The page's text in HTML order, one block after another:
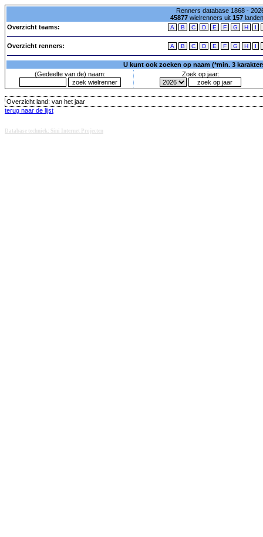
Renners database 1868 -
45877wielrenners uit 157
Overzicht teams:
A B C D E F G H I
Overzicht renners: A B C D E F G H I
U kunt ook zoeken op naam (*min. 3
(Gedeelte van de) naam:
Zoek op jaar:
Overzicht land: van het jaar
terug naar de lijst
Database techniek: Sini Internet Projecten